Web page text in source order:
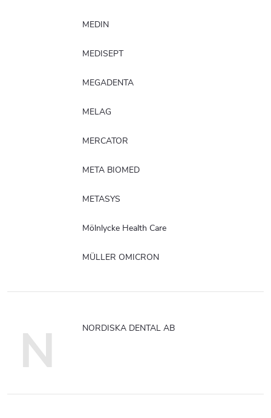
MEDIN
MEDISEPT
MEGADENTA
MELAG
MERCATOR
META BIOMED
METASYS
Mölnlycke Health Care
MÜLLER OMICRON
N NORDISKA DENTAL AB